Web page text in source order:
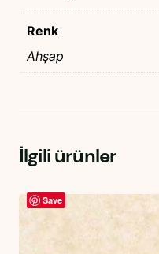
Renk
Ahşap
İlgili ürünler
Save